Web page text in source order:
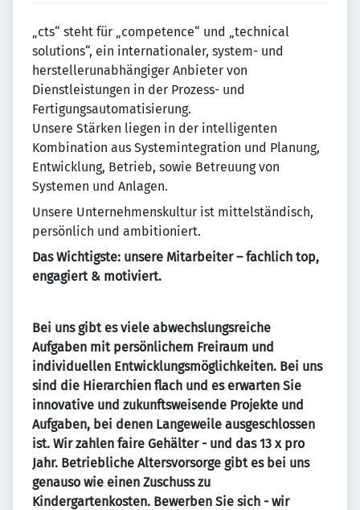
„cts“ steht für „competence“ und „technical
solutions“, ein internationaler, system- und
herstellerunabhängiger Anbieter von
Dienstleistungen in der Prozess- und
Fertigungsautomatisierung.
Unsere Stärken liegen in der intelligenten
Kombination aus Systemintegration und Planung,
Entwicklung, Betrieb, sowie Betreuung von
Systemen und Anlagen.
Unsere Unternehmenskultur ist mittelständisch,
persönlich und ambitioniert.
Das Wichtigste: unsere Mitarbeiter – fachlich top,
engagiert & motiviert.
Bei uns gibt es viele abwechslungsreiche
Aufgaben mit persönlichem Freiraum und
individuellen Entwicklungsmöglichkeiten. Bei uns
sind die Hierarchien flach und es erwarten Sie
innovative und zukunftsweisende Projekte und
Aufgaben, bei denen Langeweile ausgeschlossen
ist. Wir zahlen faire Gehälter - und das 13 x pro
Jahr. Betriebliche Altersvorsorge gibt es bei uns
genauso wie einen Zuschuss zu
Kindergartenkosten. Bewerben Sie sich - wir